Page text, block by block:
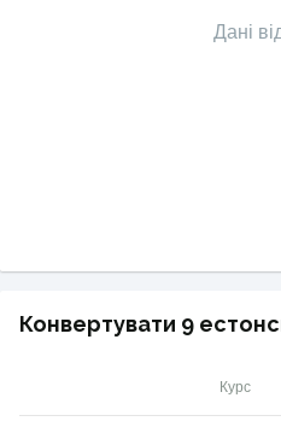
Дані
Конвертувати 9
Курс